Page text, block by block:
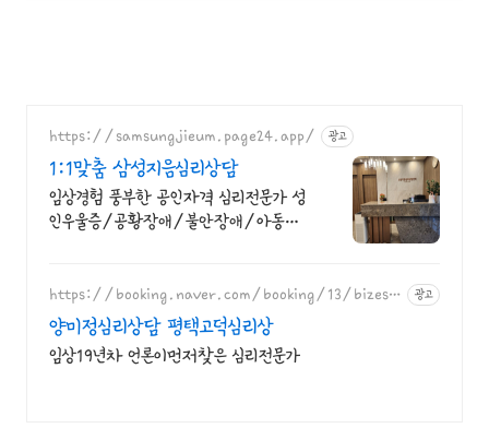
https://samsungjieum.page24.app/ 광고
1:1맞춤 삼성지음심리상담
임상경험 풍부한 공인자격 심리전문가 성
인우울증/공황장애/불안장애/아동상
https://booking.naver.com/booking/13/bizes/
1315601
광고
양미정심리상담 평택고덕심리상
임상19년차 언론이먼저찾은 심리전문가